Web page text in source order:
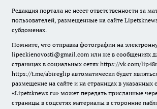
Редакция портала не несет ответственности за
пользователей, размещенные на сайте
субдоменах.
Помните, что отправка фотографии на
lipeckienovosti@gmail.com или же в сообщениях
страницах в социальных сетях https://vk.com/
https://t.me/abireglip автоматически будет
размещение на сайте и на страницах в указанных
«Lipetsknews.ru» может передать присланные
страницы в соцсетях материалы в сторонние